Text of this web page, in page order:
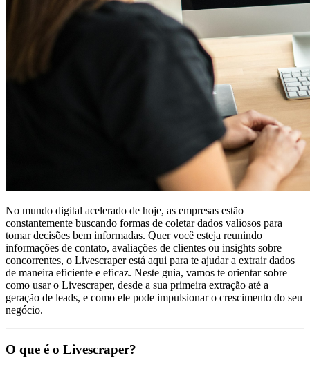
No mundo digital acelerado de hoje, as empresas estão
constantemente buscando formas de coletar dados valiosos para
tomar decisões bem informadas. Quer você esteja reunindo
informações de contato, avaliações de clientes ou insights sobre
concorrentes, o Livescraper está aqui para te ajudar a extrair dados
de maneira eficiente e eficaz. Neste guia, vamos te orientar sobre
como usar o Livescraper, desde a sua primeira extração até a
geração de leads, e como ele pode impulsionar o crescimento do seu
negócio.
O que é o Livescraper?